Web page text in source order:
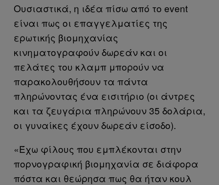
Ουσιαστικά, η ιδέα πίσω από το event
είναι πως οι επαγγελματίες της
ερωτικής βιομηχανίας
κινηματογραφούν δωρεάν και οι
πελάτες του κλαμπ μπορούν να
παρακολουθήσουν τα πάντα
πληρώνοντας ένα εισιτήριο (οι άντρες
και τα ζευγάρια πληρώνουν 35 δολάρια,
οι γυναίκες έχουν δωρεάν είσοδο).
«Έχω φίλους που εμπλέκονται στην
πορνογραφική βιομηχανία σε διάφορα
πόστα και θεώρησα πως θα ήταν κουλ